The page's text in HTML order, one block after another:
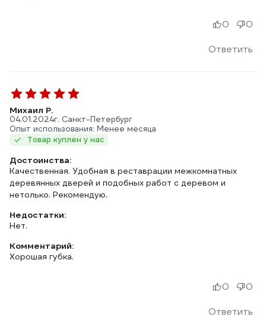
Ответить
0 0
Михаил Р.
04.01.2024г. Санкт-Петербург
Опыт использования: Менее месяца
Товар куплен у нас
Достоинства:
Качественная. Удобная в реставрации межкомнатных
деревянных дверей и подобных работ с деревом и
нетолько. Рекомендую.
Недостатки:
Нет.
Комментарий:
Хорошая губка.
Ответить
0 0